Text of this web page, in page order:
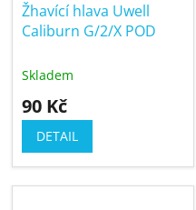
Žhavící hlava Uwell
Caliburn G/2/X POD
Skladem
90 Kč
DETAIL